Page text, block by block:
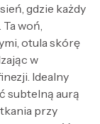
gdzie każdy
woń,
otula skórę
w
Idealny
subtelną aurą
przy